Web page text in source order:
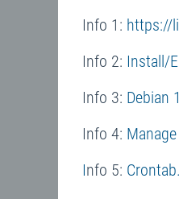
Info 1: https://
Info 2: Install/
Info 3: Debian
Info 4:
Info 5: